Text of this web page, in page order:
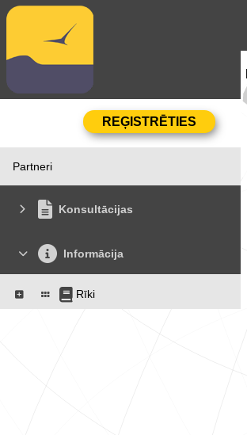
Partneri
Konsultācijas
Informācija
Rīki